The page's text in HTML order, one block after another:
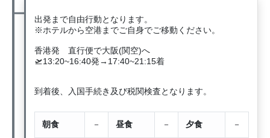
出発まで自由行動となります。
※ホテルから空港までご自身でご移動ください。
香港発 直行便で大阪(関空)へ
🛫13:20~16:40発→17:40~21:15着
到着後、入国手続き及び税関検査となります。
朝食 － 昼食 － 夕食 －